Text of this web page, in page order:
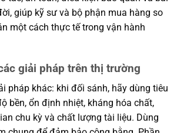
giúp kỹ sư và bộ phận mua hàng so
một cách thực tế trong vận hành
giải pháp trên thị trường
pháp khác: khi đối sánh, hãy dùng tiêu
bền, ổn định nhiệt, kháng hóa chất,
chu kỳ và chất lượng tài liệu. Dùng